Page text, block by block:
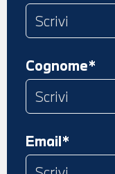
Cognome*
Email*